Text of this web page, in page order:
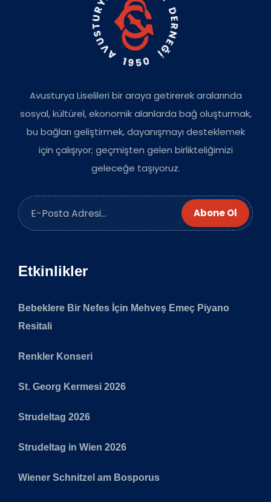
Avusturya Liselileri bir araya getirerek aralarında
sosyal, kültürel, ekonomik alanlarda bağ oluşturmak,
bu bağları geliştirmek, dayanışmayı desteklemek
için çalışıyor; geçmişten gelen birlikteliğimizi
geleceğe taşıyoruz.
Abone Ol
Etkinlikler
Bebeklere Bir Nefes İçin Mehveş Emeç Piyano
Resitali
Renkler Konseri
St. Georg Kermesi 2026
Strudeltag 2026
Strudeltag in Wien 2026
Wiener Schnitzel am Bosporus